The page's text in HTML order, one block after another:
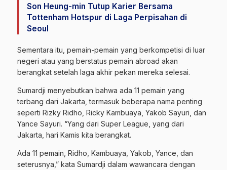
Son Heung-min Tutup Karier Bersama
Tottenham Hotspur di Laga Perpisahan di
Seoul
Sementara itu, pemain-pemain yang berkompetisi di luar
negeri atau yang berstatus pemain abroad akan
berangkat setelah laga akhir pekan mereka selesai.
Sumardji menyebutkan bahwa ada 11 pemain yang
terbang dari Jakarta, termasuk beberapa nama penting
seperti Rizky Ridho, Ricky Kambuaya, Yakob Sayuri, dan
Yance Sayuri. “Yang dari Super League, yang dari
Jakarta, hari Kamis kita berangkat.
Ada 11 pemain, Ridho, Kambuaya, Yakob, Yance, dan
seterusnya,” kata Sumardji dalam wawancara dengan